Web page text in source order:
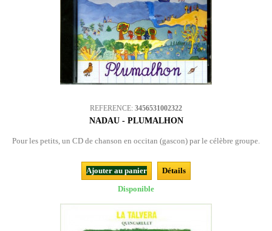
REFERENCE: 3456531002322
NADAU - PLUMALHON
Pour les petits, un CD de chanson en occitan (gascon) par le célèbre groupe.
Ajouter au panier
Détails
Disponible